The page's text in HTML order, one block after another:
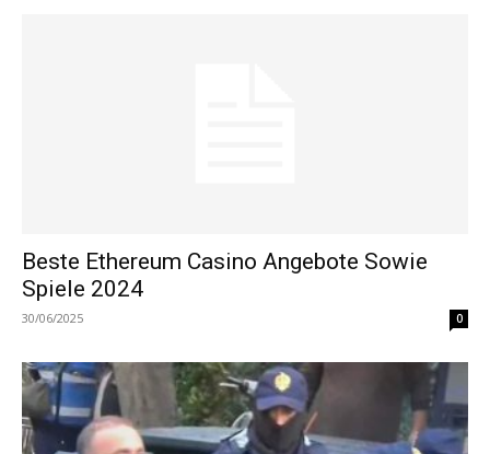
Beste Ethereum Casino Angebote Sowie
Spiele 2024
30/06/2025 0